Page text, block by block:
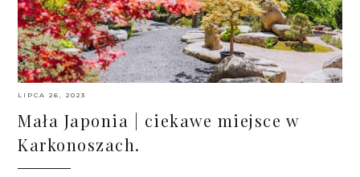
LIPCA 26, 2023
Mała Japonia | ciekawe miejsce w
Karkonoszach.